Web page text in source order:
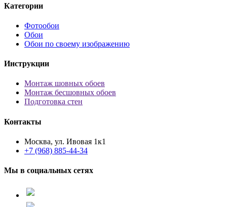
Категории
Фотообои
Обои
Обои по своему изображению
Инструкции
Монтаж шовных обоев
Монтаж бесшовных обоев
Подготовка стен
Контакты
Москва, ул. Ивовая 1к1
+7 (968) 885-44-34
Мы в социальных сетях